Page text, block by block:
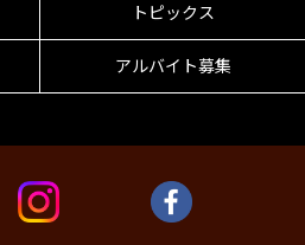
トピックス
アルバイト募集